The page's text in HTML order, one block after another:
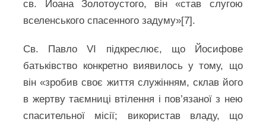
св. Йоана Золотоустого, він «став слугою
вселенського спасенного задуму»[7].
Св. Павло VI підкреслює, що Йосифове
батьківство конкретно виявилось у тому, що
він «зробив своє життя служінням, склав його
в жертву таємниці втілення і пов’язаної з нею
спасительної місії; використав владу, що